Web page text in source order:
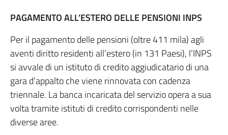
PAGAMENTO ALL’ESTERO DELLE PENSIONI INPS
Per il pagamento delle pensioni (oltre 411 mila) agli
aventi diritto residenti all’estero (in 131 Paesi), l’INPS
si avvale di un istituto di credito aggiudicatario di una
gara d’appalto che viene rinnovata con cadenza
triennale. La banca incaricata del servizio opera a sua
volta tramite istituti di credito corrispondenti nelle
diverse aree.